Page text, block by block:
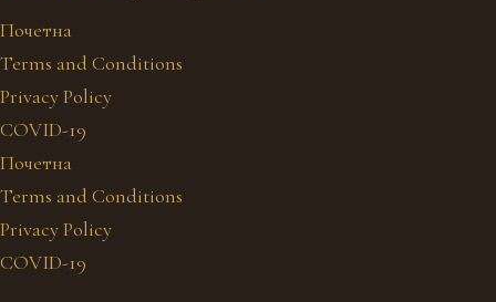
Почетна
Terms and Conditions
Privacy Policy
COVID-19
Почетна
Terms and Conditions
Privacy Policy
COVID-19